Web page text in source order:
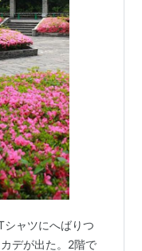
シャツにへばりつ
デが出た。2階で